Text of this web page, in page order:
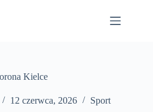
Kielce
12 czerwca, 2026 Sport